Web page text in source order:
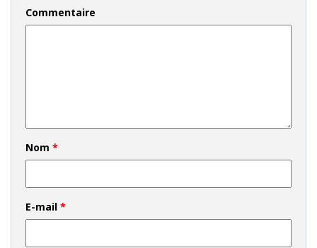
Commentaire
Nom *
E-mail *